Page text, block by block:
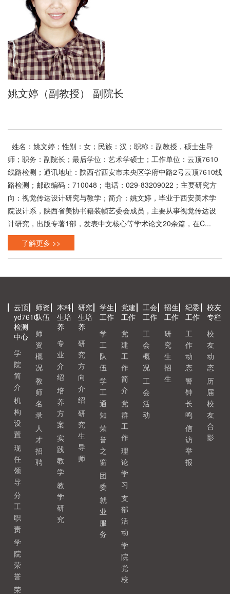
姚文婷（副教授） 副院长
姓名：姚文婷；性别：女；民族：汉；职称：副教授，硕士生导
师；职务：副院长；最后学位：艺术学硕士；工作单位：云顶7610
线路检测；通讯地址：陕西省西安市未央区学府中路2号云顶7610线
路检测；邮政编码：710048；电话：029-83209022；主要研究方
向：视觉传达设计研究与教学；简介：姚文婷，毕业于西安美术学
院设计系，陕西省美协书籍装帧艺委会成员，主要从事视觉传达设
计研究，出版专著1部，发表中文核心等学术论文20余篇，在C...
了解更多 >>
云顶
yd7610
检测
中心
学
院
简
介
机
构
设
置
现
任
领
导
分
工
职
责
学
院
荣
誉
荣
师资
队伍
师
资
概
况
教
师
名
录
人
才
招
聘
本科
生培
养
专
业
介
绍
培
养
方
案
实
践
教
学
教
学
研
究
研究
生培
养
研
究
方
向
介
绍
研
究
生
导
师
学生
工作
学
工
队
伍
学
工
通
知
荣
誉
之
窗
团
委
就
业
服
务
党建
工作
党
建
工
作
简
介
党
群
工
作
理
论
学
习
支
部
活
动
学
院
党
校
工会
工作
工
会
概
况
工
会
活
动
招生
工作
研
究
生
招
生
纪委
工作
工
作
动
态
警
钟
长
鸣
信
访
举
报
校友
专栏
校
友
动
态
历
届
校
友
合
影